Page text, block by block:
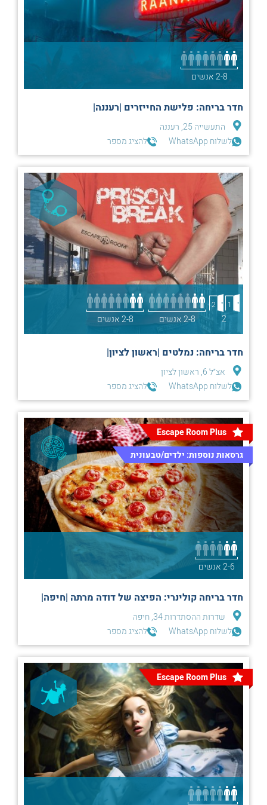
2-8 אנשים
חדר בריחה: פלישת החייזרים |רעננה|
התעשייה 25, רעננה
לשלוח WhatsApp
להציג מספר
1
2
2 2-8 אנשים 2-8 אנשים
חדר בריחה: נמלטים |ראשון לציון|
אצ״ל 6, ראשון לציון
לשלוח WhatsApp
להציג מספר
Escape Room Plus
גרסאות נוספות: ילדים/טבעונית
2-6 אנשים
חדר בריחה קולינרי: הפיצה של דודה מרתה |חיפה|
שדרות ההסתדרות 34, חיפה
לשלוח WhatsApp
להציג מספר
Escape Room Plus